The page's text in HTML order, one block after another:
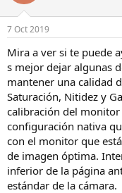
7 Oct 2019
Mira a ver si te puede
s mejor dejar algunas
mantener una calidad
Saturación, Nitidez y
calibración del
configuración nativa
con el monitor que
de imagen óptima.
inferior de la página
estándar de la cámara.